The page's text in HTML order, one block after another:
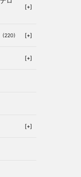
[+]
(220) [+]
[+]
[+]